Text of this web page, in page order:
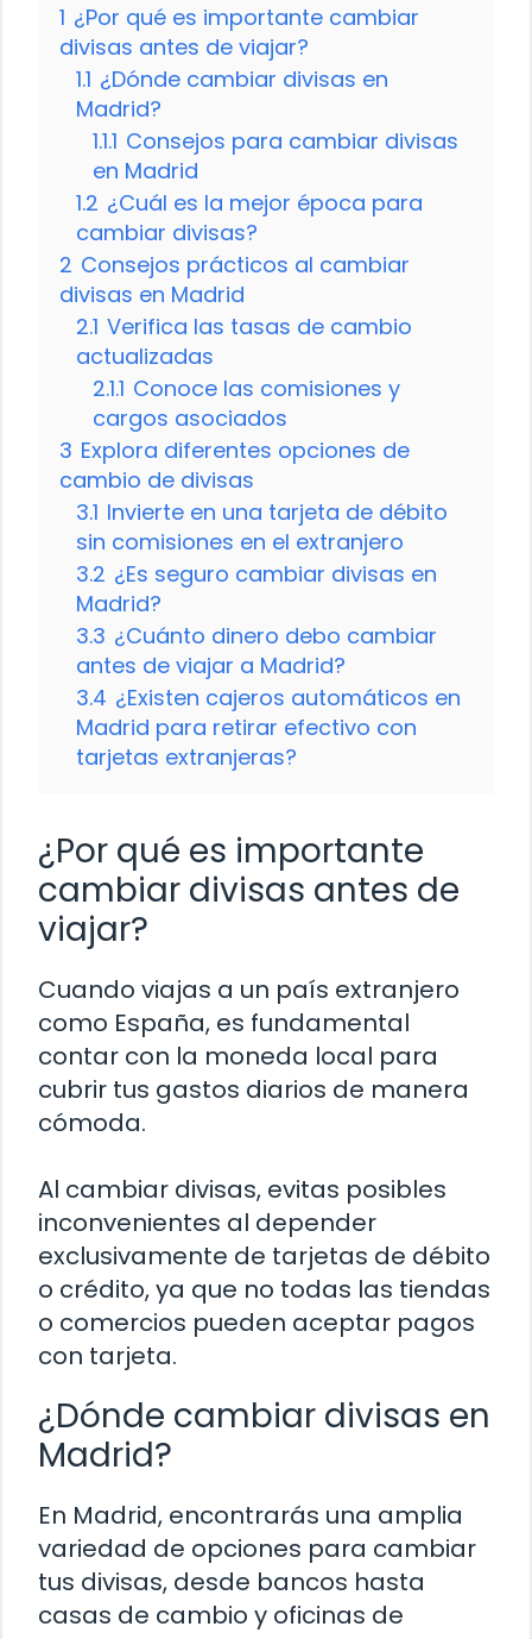
1 ¿Por qué es importante cambiar
divisas antes de viajar?
1.1 ¿Dónde cambiar divisas en
Madrid?
1.1.1 Consejos para cambiar divisas
en Madrid
1.2 ¿Cuál es la mejor época para
cambiar divisas?
2 Consejos prácticos al cambiar
divisas en Madrid
2.1 Verifica las tasas de cambio
actualizadas
2.1.1 Conoce las comisiones y
cargos asociados
3 Explora diferentes opciones de
cambio de divisas
3.1 Invierte en una tarjeta de débito
sin comisiones en el extranjero
3.2 ¿Es seguro cambiar divisas en
Madrid?
3.3 ¿Cuánto dinero debo cambiar
antes de viajar a Madrid?
3.4 ¿Existen cajeros automáticos en
Madrid para retirar efectivo con
tarjetas extranjeras?
¿Por qué es importante
cambiar divisas antes de
viajar?
Cuando viajas a un país extranjero
como España, es fundamental
contar con la moneda local para
cubrir tus gastos diarios de manera
cómoda.
Al cambiar divisas, evitas posibles
inconvenientes al depender
exclusivamente de tarjetas de débito
o crédito, ya que no todas las tiendas
o comercios pueden aceptar pagos
con tarjeta.
¿Dónde cambiar divisas en
Madrid?
En Madrid, encontrarás una amplia
variedad de opciones para cambiar
tus divisas, desde bancos hasta
casas de cambio y oficinas de